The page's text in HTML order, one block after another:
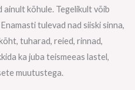
kõhule. Tegelikult võib
tulevad nad siiski sinna,
tuharad, reied, rinnad,
ka juba teismeeas lastel,
muutustega.